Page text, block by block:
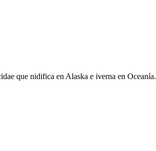
que nidifica en Alaska e iverna en Oceanía.